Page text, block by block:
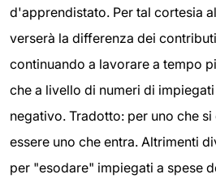
d'apprendistato. Per tal cortesia
verserà la differenza dei
continuando a lavorare a tempo
che a livello di numeri di
negativo. Tradotto: per uno che
essere uno che entra. Altrimenti
per "esodare" impiegati a spese